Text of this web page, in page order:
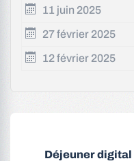
11 juin 2025
27 février 2025
12 février 2025
Déjeuner digital